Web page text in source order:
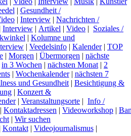
| Gesundheit /
| Interview | Nachrichten /
Interview | Artikel | Video | Soziales /
| Kolumne und
| Veedelsinfo | Kalender| TOP
| Morgen | Übermorgen | nächste
in 3 Wochen | nächsten Monat | 2
| Wochenkalender| nächsten 7
und Gesundheit | Besichtigung &
| Konzert &
| Veranstaltungsorte | Info /
| Kontaktadressen | Videoworkshop |
| Wir suchen
Kontakt| Videojournalismus|